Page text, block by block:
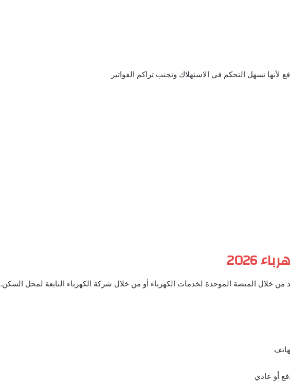
تسهل التحكم في الاستهلاك وتجنب تراكم الفواتير
خلال المنصة الموحدة لخدمات الكهرباء أو من خلال شركة الكهرباء التابعة لمحل السكن.
أو عادي